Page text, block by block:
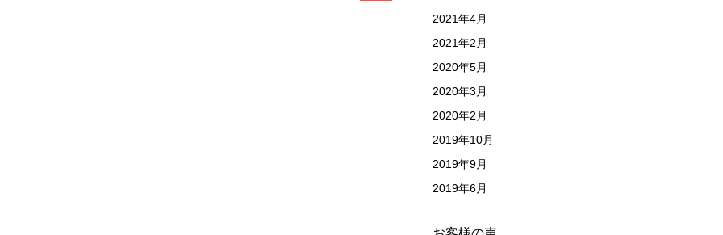
2021年4月
2021年2月
2020年5月
2020年3月
2020年2月
2019年10月
2019年9月
2019年6月